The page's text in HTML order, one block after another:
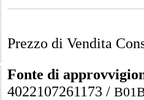
Prezzo di Vendita
Fonte di
4022107261173 /